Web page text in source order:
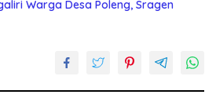
Warga Desa Poleng, Sragen